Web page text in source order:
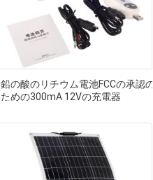
鉛の酸のリチウム電池FCCの承認の
ための300mA 12Vの充電器